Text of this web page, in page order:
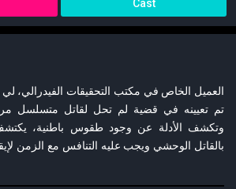
Cast
العميل الخاص في مكتب التحقيقات الفيدرالي،
تم تعيينه في قضية لم تحل لقاتل متسلسل
وتكشف الأدلة عن وجود طقوس باطنية،
بالقاتل الوحشي ويجب عليه التنافس مع الزمن